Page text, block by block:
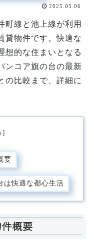
2025.05.06
町線と池上線が利用
貸物件です。快適な
想的な住まいとなる
ンコア旗の台の最新
の比較まで、詳細に
要
は快適な都心生活
概要